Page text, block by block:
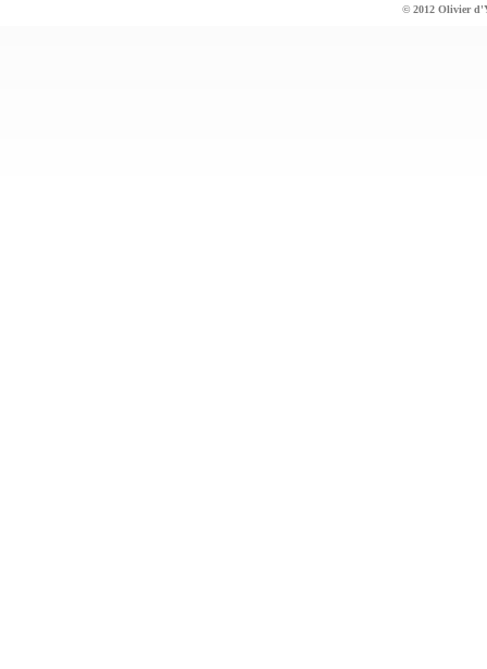
© 2012 Olivier